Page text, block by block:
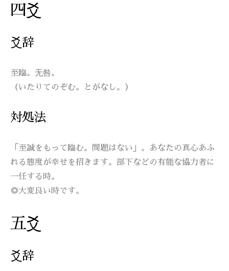
四爻
爻辞
至臨。无咎。
（いたりてのぞむ。とがなし。）
対処法
「至誠をもって臨む。問題はない」。あなたの真心あふ
れる態度が幸せを招きます。部下などの有能な協力者に
一任する時。
◎大変良い時です。
五爻
爻辞